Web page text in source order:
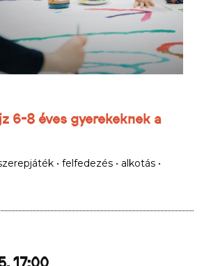
6-8 éves gyerekeknek a
• felfedezés • alkotás •